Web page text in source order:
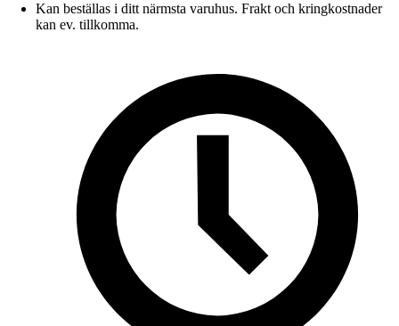
Kan beställas i ditt närmsta varuhus. Frakt och kringkostnader
kan ev. tillkomma.